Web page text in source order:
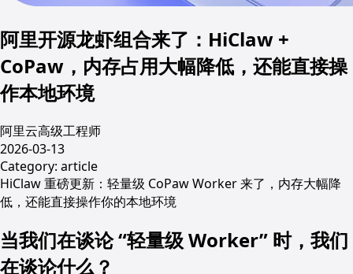
阿里开源龙虾组合来了：HiClaw +
CoPaw，内存占用大幅降低，还能直接操
作本地环境
阿里云高级工程师
2026-03-13
Category: article
HiClaw 重磅更新：轻量级 CoPaw Worker 来了，内存大幅降
低，还能直接操作你的本地环境
当我们在谈论 “轻量级 Worker” 时，我们
在谈论什么？